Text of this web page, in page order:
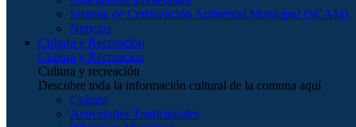
Sistema de Certificación Ambiental Municipal (SCAM)
Noticias
Cultura y Recreación
Cultura y Recreación
Cultura y recreación
Descubre toda la información cultural de la comuna aquí
Cultura
Actividades Tradicionales